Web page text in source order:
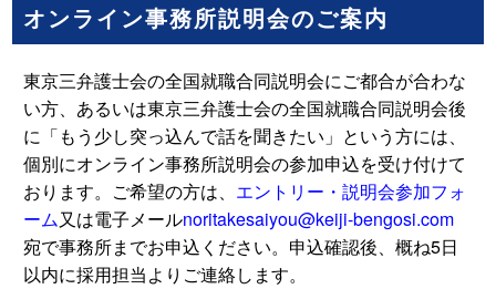
オンライン事務所説明会のご案内
東京三弁護士会の全国就職合同説明会にご都合が合わな
い方、あるいは東京三弁護士会の全国就職合同説明会後
に「もう少し突っ込んで話を聞きたい」という方には、
個別にオンライン事務所説明会の参加申込を受け付けて
おります。ご希望の方は、 エントリー・説明会参加フォ
ーム又は電子メールnoritakesaiyou@keiji-bengosi.com
宛で事務所までお申込ください。申込確認後、概ね5日
以内に採用担当よりご連絡します。